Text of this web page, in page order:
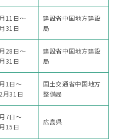
11日〜
31日
建設省中国地方建設
局
28日〜
31日
建設省中国地方建設
局
1日〜
月31日
国土交通省中国地方
整備局
7日〜
15日
広島県